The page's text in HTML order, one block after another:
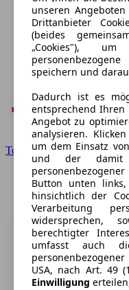
Toyota
unseren
Drittanbieter
(beides
„Cookies"), um
speichern und
Dadurch ist es
entsprechend Ihren
Angebot zu
analysieren.
um dem Einsatz
und der damit
Button unten
hinsichtlich der
Verarbeitung
widersprechen,
berechtigter
umfasst auch
USA, nach Art. 49
Einwilligung